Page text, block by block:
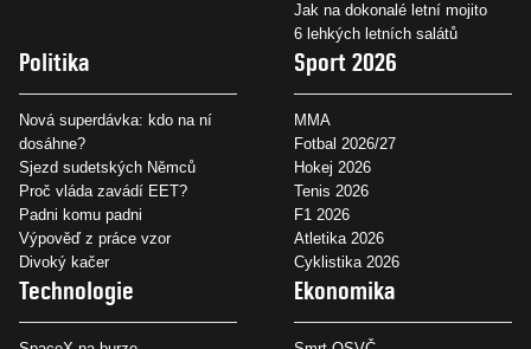
Jak na dokonalé letní mojito
6 lehkých letních salátů
Politika
Nová superdávka: kdo na ní
dosáhne?
Sjezd sudetských Němců
Proč vláda zavádí EET?
Padni komu padni
Výpověď z práce vzor
Divoký kačer
Sport 2026
MMA
Fotbal 2026/27
Hokej 2026
Tenis 2026
F1 2026
Atletika 2026
Cyklistika 2026
Technologie Ekonomika